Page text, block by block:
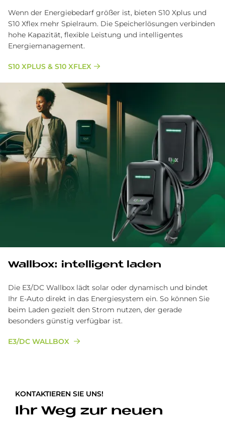
Wenn der Energiebedarf größer ist, bieten S10 Xplus und
S10 Xflex mehr Spielraum. Die Speicherlösungen verbinden
hohe Kapazität, flexible Leistung und intelligentes
Energiemanagement.
S10 XPLUS & S10 XFLEX
Wall­box: in­tel­li­gent la­den
Die E3/DC Wallbox lädt solar oder dynamisch und bindet
Ihr E-Auto direkt in das Energiesystem ein. So können Sie
beim Laden gezielt den Strom nutzen, der gerade
besonders günstig verfügbar ist.
E3/DC WALLBOX
KONTAKTIEREN SIE UNS!
Ihr Weg zur neuen